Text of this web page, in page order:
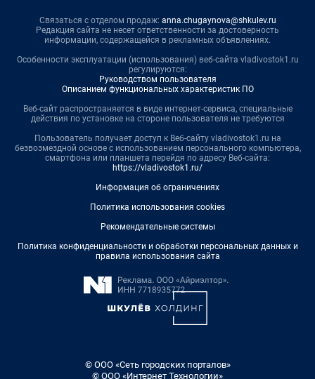
Связаться с отделом продаж: anna.chugaynova@shkulev.ru
Редакция сайта не несет ответственности за достоверность
информации, содержащейся в рекламных объявлениях.
Особенности эксплуатации (использования) веб-сайта vladivostok1.ru
регулируются:
Руководством пользователя
Описанием функциональных характеристик ПО
Веб-сайт распространяется в виде интернет-сервиса, специальные
действия по установке на стороне пользователя не требуются
Пользователь получает доступ к Веб-сайту vladivostok1.ru на
безвозмездной основе с использованием персонального компьютера,
смартфона или планшета перейдя по адресу Веб-сайта:
https://vladivostok1.ru/
Информация об ограничениях
Политика использования cookies
Рекомендательные системы
Политика конфиденциальности и обработки персональных данных и
правила использования сайта
© ООО «Сеть городских порталов»
© ООО «Интернет Технологии»